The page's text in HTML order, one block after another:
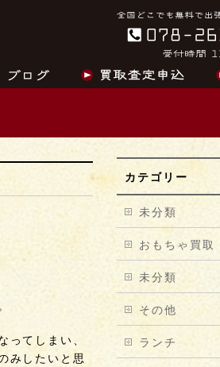
ってしまい、
みしたいと思
カテゴリー
未分類
おもちゃ買取
未分類
その他
ランチ